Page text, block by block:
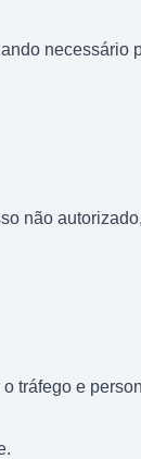
necessário
não
tráfego e